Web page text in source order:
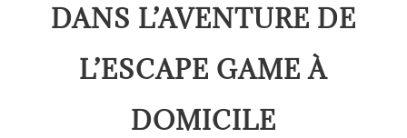
DANS L’AVENTURE DE
L’ESCAPE GAME À
DOMICILE